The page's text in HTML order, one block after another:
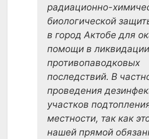
радиационно-
биологической
в город Актобе для
помощи в ликвидации
противопаводковых
последствий. В
проведения
участков
местности, так как
нашей прямой